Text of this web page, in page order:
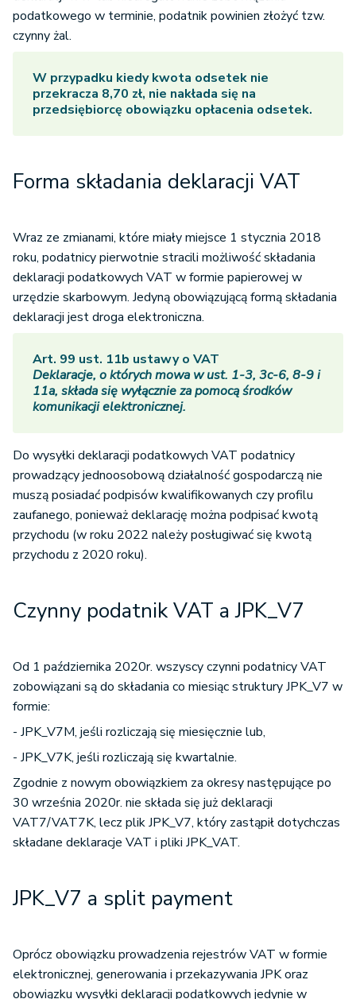
podatkowego w terminie, podatnik powinien złożyć tzw.
czynny żal.
W przypadku kiedy kwota odsetek nie
przekracza 8,70 zł, nie nakłada się na
przedsiębiorcę obowiązku opłacenia odsetek.
Forma składania deklaracji VAT
Wraz ze zmianami, które miały miejsce 1 stycznia 2018
roku, podatnicy pierwotnie stracili możliwość składania
deklaracji podatkowych VAT w formie papierowej w
urzędzie skarbowym. Jedyną obowiązującą formą składania
deklaracji jest droga elektroniczna.
Art. 99 ust. 11b ustawy o VAT
Deklaracje, o których mowa w ust. 1-3, 3c-6, 8-9 i
11a, składa się wyłącznie za pomocą środków
komunikacji elektronicznej.
Do wysyłki deklaracji podatkowych VAT podatnicy
prowadzący jednoosobową działalność gospodarczą nie
muszą posiadać podpisów kwalifikowanych czy profilu
zaufanego, ponieważ deklarację można podpisać kwotą
przychodu (w roku 2022 należy posługiwać się kwotą
przychodu z 2020 roku).
Czynny podatnik VAT a JPK_V7
Od 1 października 2020r. wszyscy czynni podatnicy VAT
zobowiązani są do składania co miesiąc struktury JPK_V7 w
formie:
- JPK_V7M, jeśli rozliczają się miesięcznie lub,
- JPK_V7K, jeśli rozliczają się kwartalnie.
Zgodnie z nowym obowiązkiem za okresy następujące po
30 września 2020r. nie składa się już deklaracji
VAT7/VAT7K, lecz plik JPK_V7, który zastąpił dotychczas
składane deklaracje VAT i pliki JPK_VAT.
JPK_V7 a split payment
Oprócz obowiązku prowadzenia rejestrów VAT w formie
elektronicznej, generowania i przekazywania JPK oraz
obowiązku wysyłki deklaracji podatkowych jedynie w